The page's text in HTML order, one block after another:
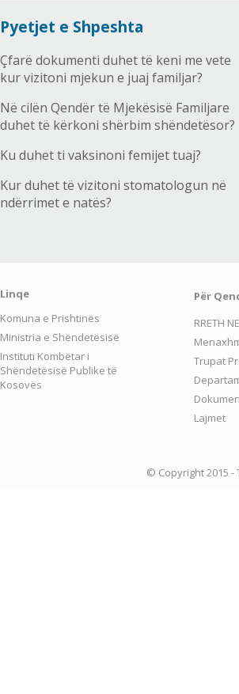
Pyetjet e Shpeshta
Çfarë dokumenti duhet të keni me vete
kur vizitoni mjekun e juaj familjar?
Në cilën Qendër të Mjekësisë Familjare
duhet të kërkoni shërbim shëndetësor?
Ku duhet ti vaksinoni femijet tuaj?
Kur duhet të vizitoni stomatologun në
ndërrimet e natës?
Linqe
Komuna e Prishtinës
Ministria e Shëndetësisë
Instituti Kombëtar i
Shëndetësisë Publike të
Kosovës
Për
RRETH
Trupat
Lajmet
© Copyright 2015